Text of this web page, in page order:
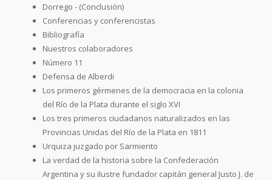
Dorrego - (Conclusión)
Conferencias y conferencistas
Bibliografía
Nuestros colaboradores
Número 11
Defensa de Alberdi
Los primeros gérmenes de la democracia en la colonia
del Río de la Plata durante el siglo XVI
Los tres primeros ciudadanos naturalizados en las
Provincias Unidas del Río de la Plata en 1811
Urquiza juzgado por Sarmiento
La verdad de la historia sobre la Confederación
Argentina y su ilustre fundador capitán general Justo J. de